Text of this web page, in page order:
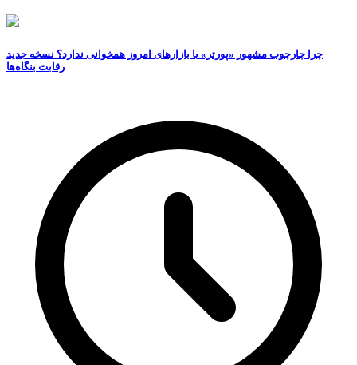
چرا چارچوب مشهور «پورتر» با بازارهای امروز همخوانی ندارد؟ نسخه جدید
رقابت‌ بنگاه‌ها